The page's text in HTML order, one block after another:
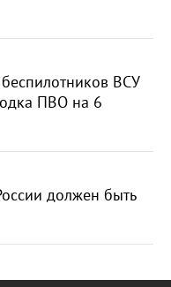
ВСУ
ПВО на 6
должен быть